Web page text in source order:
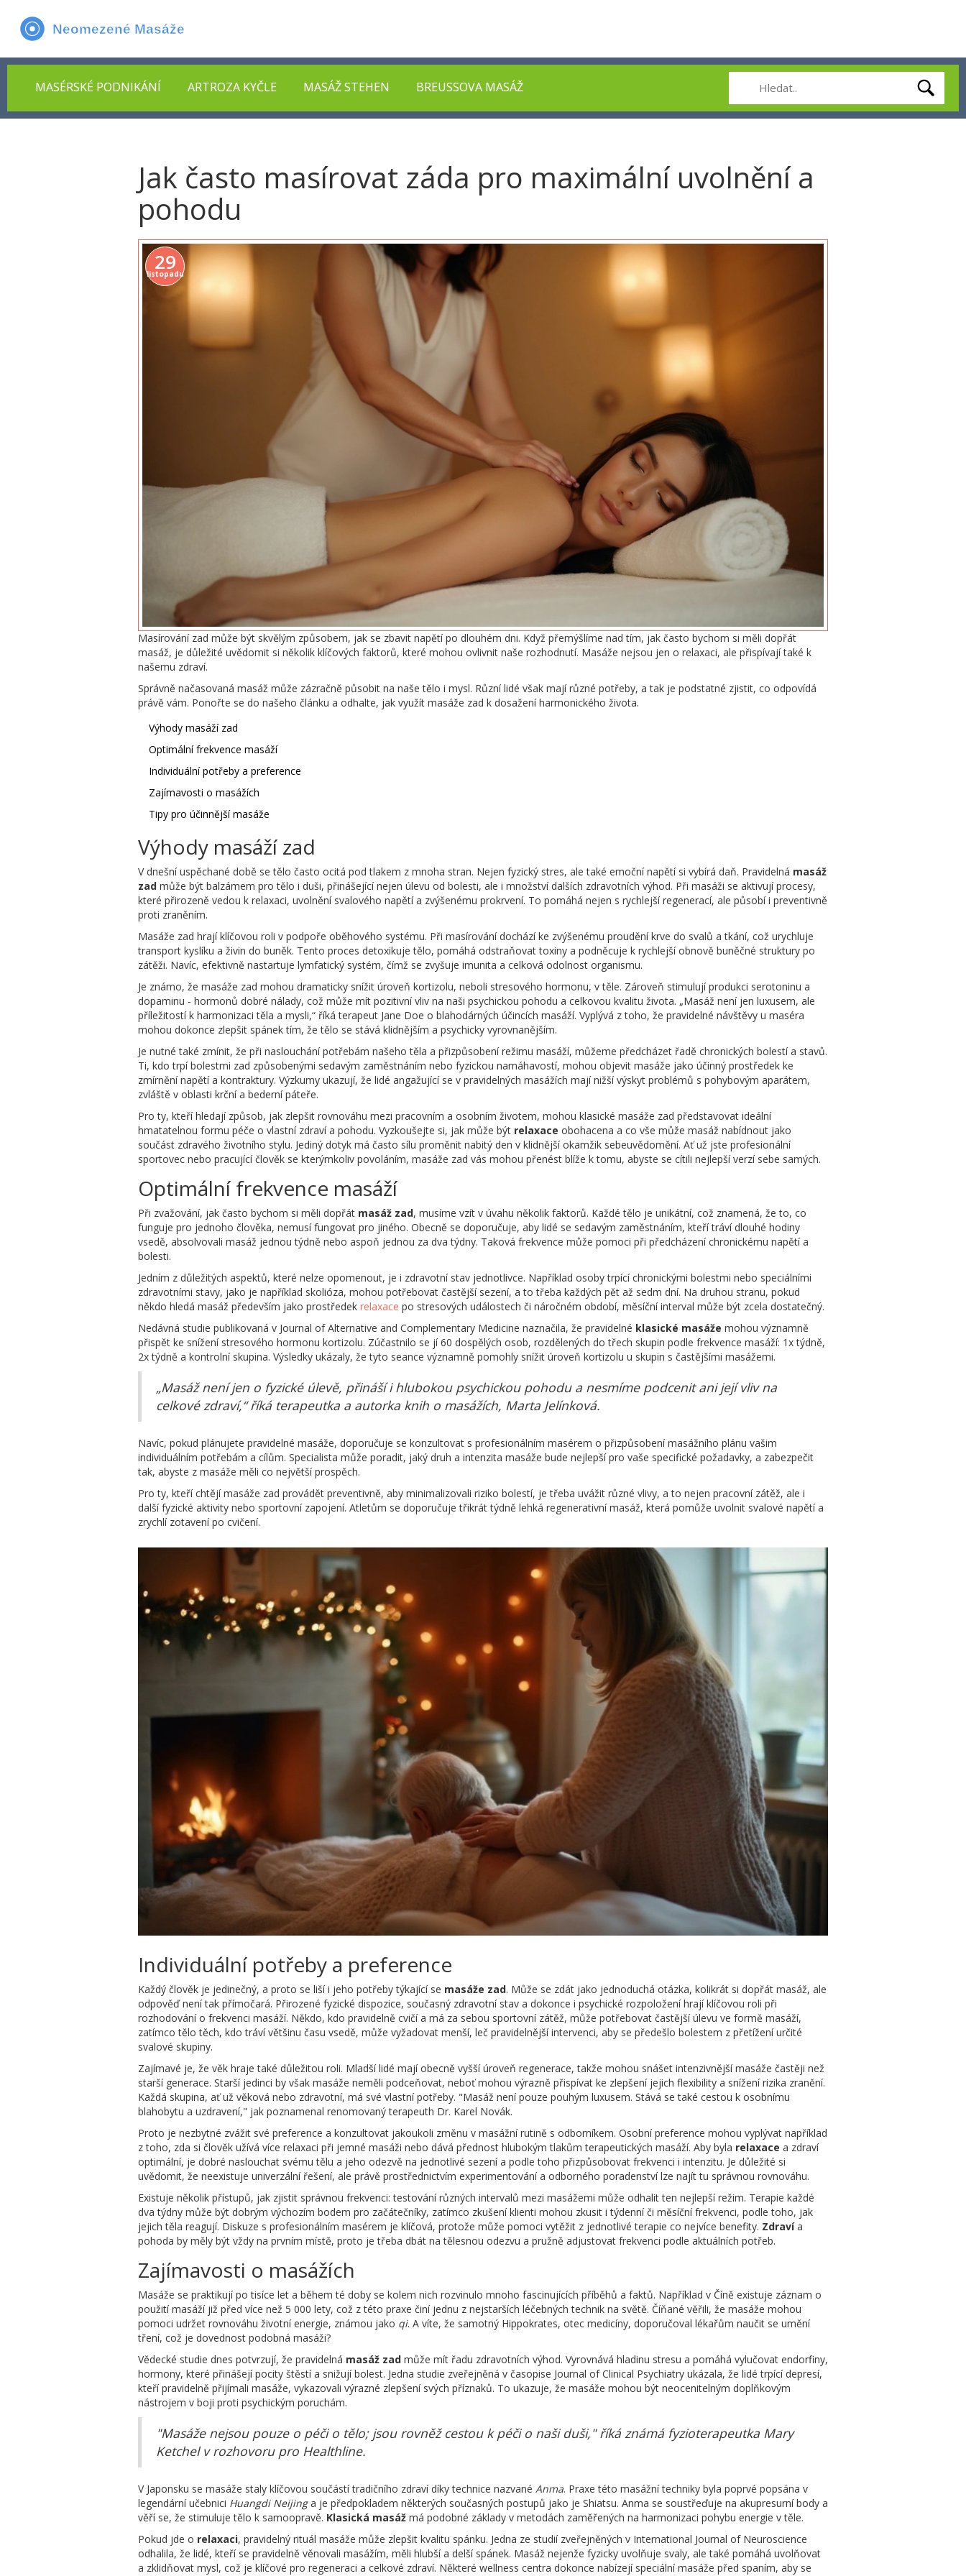
MASÉRSKÉ PODNIKÁNÍ ARTROZA KYČLE MASÁŽ STEHEN BREUSSOVA MASÁŽ
Jak často masírovat záda pro maximální uvolnění a
pohodu
29
listopadu
Masírování zad může být skvělým způsobem, jak se zbavit napětí po dlouhém dni. Když přemýšlíme nad tím, jak často bychom si měli dopřát
masáž, je důležité uvědomit si několik klíčových faktorů, které mohou ovlivnit naše rozhodnutí. Masáže nejsou jen o relaxaci, ale přispívají také k
našemu zdraví.
Správně načasovaná masáž může zázračně působit na naše tělo i mysl. Různí lidé však mají různé potřeby, a tak je podstatné zjistit, co odpovídá
právě vám. Ponořte se do našeho článku a odhalte, jak využít masáže zad k dosažení harmonického života.
Výhody masáží zad
Optimální frekvence masáží
Individuální potřeby a preference
Zajímavosti o masážích
Tipy pro účinnější masáže
Výhody masáží zad
V dnešní uspěchané době se tělo často ocitá pod tlakem z mnoha stran. Nejen fyzický stres, ale také emoční napětí si vybírá daň. Pravidelná masáž
zad může být balzámem pro tělo i duši, přinášející nejen úlevu od bolesti, ale i množství dalších zdravotních výhod. Při masáži se aktivují procesy,
které přirozeně vedou k relaxaci, uvolnění svalového napětí a zvýšenému prokrvení. To pomáhá nejen s rychlejší regenerací, ale působí i preventivně
proti zraněním.
Masáže zad hrají klíčovou roli v podpoře oběhového systému. Při masírování dochází ke zvýšenému proudění krve do svalů a tkání, což urychluje
transport kyslíku a živin do buněk. Tento proces detoxikuje tělo, pomáhá odstraňovat toxiny a podněcuje k rychlejší obnově buněčné struktury po
zátěži. Navíc, efektivně nastartuje lymfatický systém, čímž se zvyšuje imunita a celková odolnost organismu.
Je známo, že masáže zad mohou dramaticky snížit úroveň kortizolu, neboli stresového hormonu, v těle. Zároveň stimulují produkci serotoninu a
dopaminu - hormonů dobré nálady, což může mít pozitivní vliv na naši psychickou pohodu a celkovou kvalitu života. „Masáž není jen luxusem, ale
příležitostí k harmonizaci těla a mysli,“ říká terapeut Jane Doe o blahodárných účincích masáží. Vyplývá z toho, že pravidelné návštěvy u maséra
mohou dokonce zlepšit spánek tím, že tělo se stává klidnějším a psychicky vyrovnanějším.
Je nutné také zmínit, že při naslouchání potřebám našeho těla a přizpůsobení režimu masáží, můžeme předcházet řadě chronických bolestí a stavů.
Ti, kdo trpí bolestmi zad způsobenými sedavým zaměstnáním nebo fyzickou namáhavostí, mohou objevit masáže jako účinný prostředek ke
zmírnění napětí a kontraktury. Výzkumy ukazují, že lidé angažující se v pravidelných masážích mají nižší výskyt problémů s pohybovým aparátem,
zvláště v oblasti krční a bederní páteře.
Pro ty, kteří hledají způsob, jak zlepšit rovnováhu mezi pracovním a osobním životem, mohou klasické masáže zad představovat ideální
hmatatelnou formu péče o vlastní zdraví a pohodu. Vyzkoušejte si, jak může být relaxace obohacena a co vše může masáž nabídnout jako
součást zdravého životního stylu. Jediný dotyk má často sílu proměnit nabitý den v klidnější okamžik sebeuvědomění. Ať už jste profesionální
sportovec nebo pracující člověk se kterýmkoliv povoláním, masáže zad vás mohou přenést blíže k tomu, abyste se cítili nejlepší verzí sebe samých.
Optimální frekvence masáží
Při zvažování, jak často bychom si měli dopřát masáž zad, musíme vzít v úvahu několik faktorů. Každé tělo je unikátní, což znamená, že to, co
funguje pro jednoho člověka, nemusí fungovat pro jiného. Obecně se doporučuje, aby lidé se sedavým zaměstnáním, kteří tráví dlouhé hodiny
vsedě, absolvovali masáž jednou týdně nebo aspoň jednou za dva týdny. Taková frekvence může pomoci při předcházení chronickému napětí a
bolesti.
Jedním z důležitých aspektů, které nelze opomenout, je i zdravotní stav jednotlivce. Například osoby trpící chronickými bolestmi nebo speciálními
zdravotními stavy, jako je například skolióza, mohou potřebovat častější sezení, a to třeba každých pět až sedm dní. Na druhou stranu, pokud
někdo hledá masáž především jako prostředek relaxace po stresových událostech či náročném období, měsíční interval může být zcela dostatečný.
Nedávná studie publikovaná v Journal of Alternative and Complementary Medicine naznačila, že pravidelné klasické masáže mohou významně
přispět ke snížení stresového hormonu kortizolu. Zúčastnilo se jí 60 dospělých osob, rozdělených do třech skupin podle frekvence masáží: 1x týdně,
2x týdně a kontrolní skupina. Výsledky ukázaly, že tyto seance významně pomohly snížit úroveň kortizolu u skupin s častějšími masážemi.
„Masáž není jen o fyzické úlevě, přináší i hlubokou psychickou pohodu a nesmíme podcenit ani její vliv na
celkové zdraví,“ říká terapeutka a autorka knih o masážích, Marta Jelínková.
Navíc, pokud plánujete pravidelné masáže, doporučuje se konzultovat s profesionálním masérem o přizpůsobení masážního plánu vašim
individuálním potřebám a cílům. Specialista může poradit, jaký druh a intenzita masáže bude nejlepší pro vaše specifické požadavky, a zabezpečit
tak, abyste z masáže měli co největší prospěch.
Pro ty, kteří chtějí masáže zad provádět preventivně, aby minimalizovali riziko bolestí, je třeba uvážit různé vlivy, a to nejen pracovní zátěž, ale i
další fyzické aktivity nebo sportovní zapojení. Atletům se doporučuje třikrát týdně lehká regenerativní masáž, která pomůže uvolnit svalové napětí a
zrychlí zotavení po cvičení.
Individuální potřeby a preference
Každý člověk je jedinečný, a proto se liší i jeho potřeby týkající se masáže zad. Může se zdát jako jednoduchá otázka, kolikrát si dopřát masáž, ale
odpověď není tak přímočará. Přirozené fyzické dispozice, současný zdravotní stav a dokonce i psychické rozpoložení hrají klíčovou roli při
rozhodování o frekvenci masáží. Někdo, kdo pravidelně cvičí a má za sebou sportovní zátěž, může potřebovat častější úlevu ve formě masáží,
zatímco tělo těch, kdo tráví většinu času vsedě, může vyžadovat menší, leč pravidelnější intervenci, aby se předešlo bolestem z přetížení určité
svalové skupiny.
Zajímavé je, že věk hraje také důležitou roli. Mladší lidé mají obecně vyšší úroveň regenerace, takže mohou snášet intenzivnější masáže častěji než
starší generace. Starší jedinci by však masáže neměli podceňovat, neboť mohou výrazně přispívat ke zlepšení jejich flexibility a snížení rizika zranění.
Každá skupina, ať už věková nebo zdravotní, má své vlastní potřeby. "Masáž není pouze pouhým luxusem. Stává se také cestou k osobnímu
blahobytu a uzdravení," jak poznamenal renomovaný terapeuth Dr. Karel Novák.
Proto je nezbytné zvážit své preference a konzultovat jakoukoli změnu v masážní rutině s odborníkem. Osobní preference mohou vyplývat například
z toho, zda si člověk užívá více relaxaci při jemné masáži nebo dává přednost hlubokým tlakům terapeutických masáží. Aby byla relaxace a zdraví
optimální, je dobré naslouchat svému tělu a jeho odezvě na jednotlivé sezení a podle toho přizpůsobovat frekvenci i intenzitu. Je důležité si
uvědomit, že neexistuje univerzální řešení, ale právě prostřednictvím experimentování a odborného poradenství lze najít tu správnou rovnováhu.
Existuje několik přístupů, jak zjistit správnou frekvenci: testování různých intervalů mezi masážemi může odhalit ten nejlepší režim. Terapie každé
dva týdny může být dobrým výchozím bodem pro začátečníky, zatímco zkušení klienti mohou zkusit i týdenní či měsíční frekvenci, podle toho, jak
jejich těla reagují. Diskuze s profesionálním masérem je klíčová, protože může pomoci vytěžit z jednotlivé terapie co nejvíce benefity. Zdravía
pohoda by měly být vždy na prvním místě, proto je třeba dbát na tělesnou odezvu a pružně adjustovat frekvenci podle aktuálních potřeb.
Zajímavosti o masážích
Masáže se praktikují po tisíce let a během té doby se kolem nich rozvinulo mnoho fascinujících příběhů a faktů. Například v Číně existuje záznam o
použití masáží již před více než 5 000 lety, což z této praxe činí jednu z nejstarších léčebných technik na světě. Číňané věřili, že masáže mohou
pomoci udržet rovnováhu životní energie, známou jako qi. A víte, že samotný Hippokrates, otec medicíny, doporučoval lékařům naučit se umění
tření, což je dovednost podobná masáži?
Vědecké studie dnes potvrzují, že pravidelná masáž zad může mít řadu zdravotních výhod. Vyrovnává hladinu stresu a pomáhá vylučovat endorfiny,
hormony, které přinášejí pocity štěstí a snižují bolest. Jedna studie zveřejněná v časopise Journal of Clinical Psychiatry ukázala, že lidé trpící depresí,
kteří pravidelně přijímali masáže, vykazovali výrazné zlepšení svých příznaků. To ukazuje, že masáže mohou být neocenitelným doplňkovým
nástrojem v boji proti psychickým poruchám.
"Masáže nejsou pouze o péči o tělo; jsou rovněž cestou k péči o naši duši," říká známá fyzioterapeutka Mary
Ketchel v rozhovoru pro Healthline.
V Japonsku se masáže staly klíčovou součástí tradičního zdraví díky technice nazvané Anma. Praxe této masážní techniky byla poprvé popsána v
legendární učebnici Huangdi Neijinga je předpokladem některých současných postupů jako je Shiatsu. Anma se soustřeďuje na akupresurní body a
věří se, že stimuluje tělo k samoopravě. Klasická masáž má podobné základy v metodách zaměřených na harmonizaci pohybu energie v těle.
Pokud jde o relaxaci, pravidelný rituál masáže může zlepšit kvalitu spánku. Jedna ze studií zveřejněných v International Journal of Neuroscience
odhalila, že lidé, kteří se pravidelně věnovali masážím, měli hlubší a delší spánek. Masáž nejenže fyzicky uvolňuje svaly, ale také pomáhá uvolňovat
a zklidňovat mysl, což je klíčové pro regeneraci a celkové zdraví. Některé wellness centra dokonce nabízejí speciální masáže před spaním, aby se